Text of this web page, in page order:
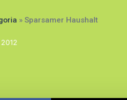
» Sparsamer Haushalt